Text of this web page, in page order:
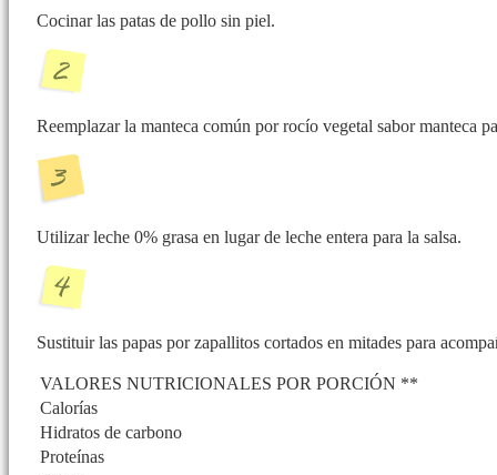
Cocinar las patas de pollo sin piel.
Reemplazar la manteca común por rocío vegetal sabor manteca
Utilizar leche 0% grasa en lugar de leche entera para la salsa.
Sustituir las papas por zapallitos cortados en mitades para
VALORES NUTRICIONALES POR PORCIÓN **
Calorías
Hidratos de carbono
Proteínas